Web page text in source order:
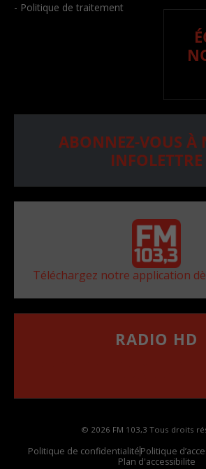
- Politique de traitement
ABONNEZ-VOUS À
INFOLETTRE
Téléchargez notre application
RADIO HD
© 2026 FM 103,3 Tous droits
Politique de confidentialitéPolitique
Plan d'accessibilite